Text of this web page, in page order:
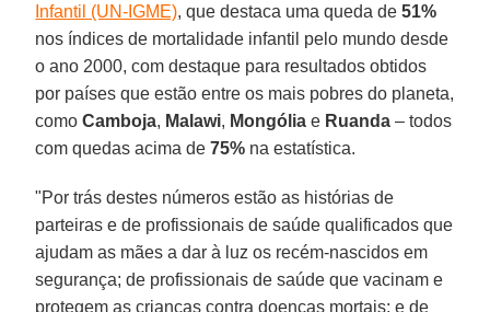
Infantil (UN-IGME), que destaca uma queda de51%
nos índices de mortalidade infantil pelo mundo desde
o ano 2000, com destaque para resultados obtidos
por países que estão entre os mais pobres do planeta,
comoCamboja, Malawi, Mongólia e Ruanda – todos
com quedas acima de75% na estatística.
"Por trás destes números estão as histórias de
parteiras e de profissionais de saúde qualificados que
ajudam as mães a dar à luz os recém-nascidos em
segurança; de profissionais de saúde que vacinam e
protegem as crianças contra doenças mortais; e de